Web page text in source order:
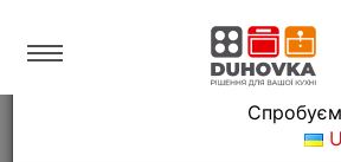
Сантехника для ванной
Язык магазина